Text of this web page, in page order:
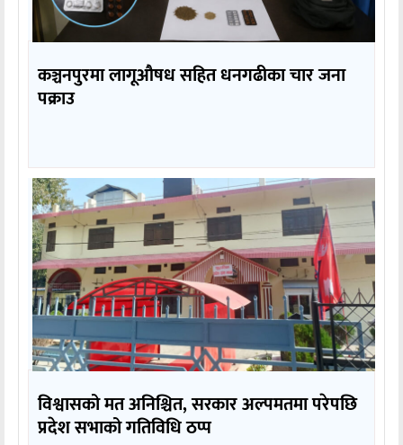
कञ्चनपुरमा लागूऔषध सहित धनगढीका चार जना
पक्राउ
विश्वासको मत अनिश्चित, सरकार अल्पमतमा परेपछि
प्रदेश सभाको गतिविधि ठप्प